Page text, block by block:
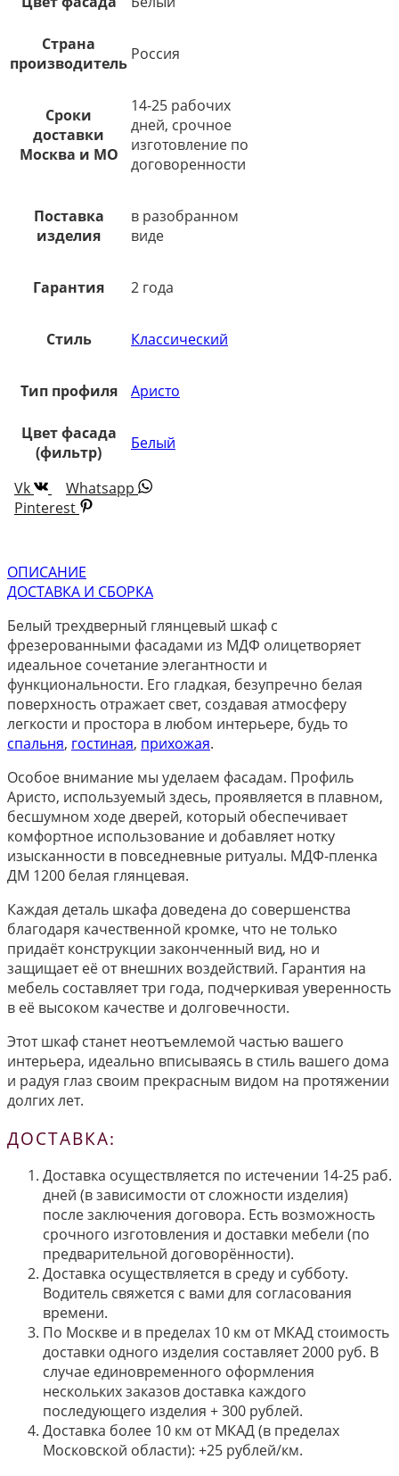
Страна
производитель Россия
Сроки
доставки
Москва и МО
14-25 рабочих
дней, срочное
изготовление по
договоренности
Поставка
изделия
в разобранном
виде
Гарантия 2 года
Стиль Классический
Тип профиля Аристо
Цвет фасада
(фильтр)
Белый
Vk
Whatsapp
Pinterest
ОПИСАНИЕ
ДОСТАВКА И СБОРКА
Белый трехдверный глянцевый шкаф с
фрезерованными фасадами из МДФ олицетворяет
идеальное сочетание элегантности и
функциональности. Его гладкая, безупречно белая
поверхность отражает свет, создавая атмосферу
легкости и простора в любом интерьере, будь то
спальня, гостиная, прихожая.
Особое внимание мы уделаем фасадам. Профиль
Аристо, используемый здесь, проявляется в плавном,
бесшумном ходе дверей, который обеспечивает
комфортное использование и добавляет нотку
изысканности в повседневные ритуалы. МДФ-пленка
ДМ 1200 белая глянцевая.
Каждая деталь шкафа доведена до совершенства
благодаря качественной кромке, что не только
придаёт конструкции законченный вид, но и
защищает её от внешних воздействий. Гарантия на
мебель составляет три года, подчеркивая уверенность
в её высоком качестве и долговечности.
Этот шкаф станет неотъемлемой частью вашего
интерьера, идеально вписываясь в стиль вашего дома
и радуя глаз своим прекрасным видом на протяжении
долгих лет.
ДОСТАВКА:
Доставка осуществляется по истечении 14-25 раб.
дней (в зависимости от сложности изделия)
после заключения договора. Есть возможность
срочного изготовления и доставки мебели (по
предварительной договорённости).
Доставка осуществляется в среду и субботу.
Водитель свяжется с вами для согласования
времени.
По Москве и в пределах 10 км от МКАД стоимость
доставки одного изделия составляет 2000 руб. В
случае единовременного оформления
нескольких заказов доставка каждого
последующего изделия + 300 рублей.
Доставка более 10 км от МКАД (в пределах
Московской области): +25 рублей/км.